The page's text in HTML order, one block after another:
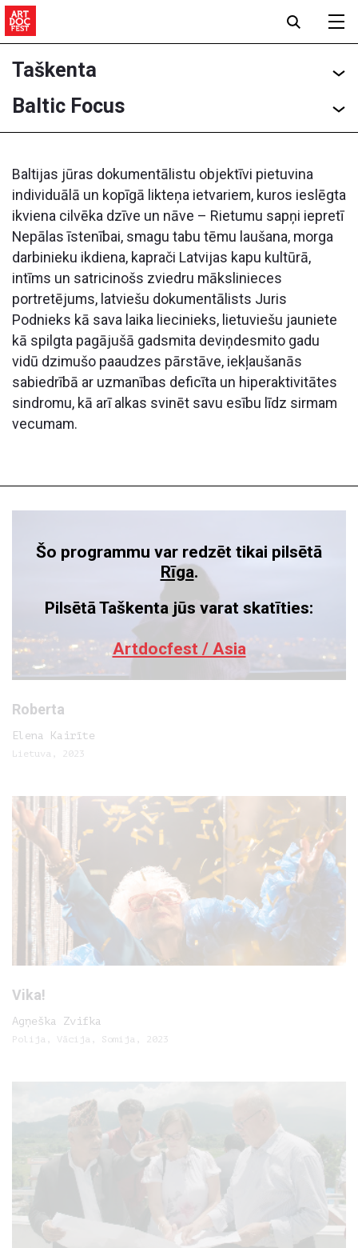
Taškenta
Baltic Focus
Baltijas jūras dokumentālistu objektīvi pietuvina
individuālā un kopīgā likteņa ietvariem, kuros ieslēgta
ikviena cilvēka dzīve un nāve – Rietumu sapņi iepretī
Nepālas īstenībai, smagu tabu tēmu laušana, morga
darbinieku ikdiena, kaprači Latvijas kapu kultūrā,
intīms un satricinošs zviedru mākslinieces
portretējums, latviešu dokumentālists Juris
Podnieks kā sava laika liecinieks, lietuviešu jauniete
kā spilgta pagājušā gadsmita deviņdesmito gadu
vidū dzimušo paaudzes pārstāve, iekļaušanās
sabiedrībā ar uzmanības deficīta un hiperaktivitātes
sindromu, kā arī alkas svinēt savu esību līdz sirmam
vecumam.
Roberta
Elena Kairīte
Lietuva, 2023
Vika!
Agņeška Zvifka
Polija, Vācija, Somija, 2023
Šo programmu var redzēt tikai pilsētā
Rīga.
Pilsētā Taškenta jūs varat skatīties:
Artdocfest / Asia